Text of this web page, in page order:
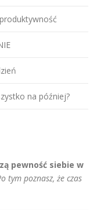
na później?
pewność siebie w
tym poznasz, że czas